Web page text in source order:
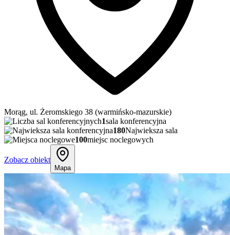
Morąg, ul. Żeromskiego 38 (warmińsko-mazurskie)
1sala konferencyjna
180Najwieksza sala
100miejsc noclegowych
Zobacz obiekt
Mapa